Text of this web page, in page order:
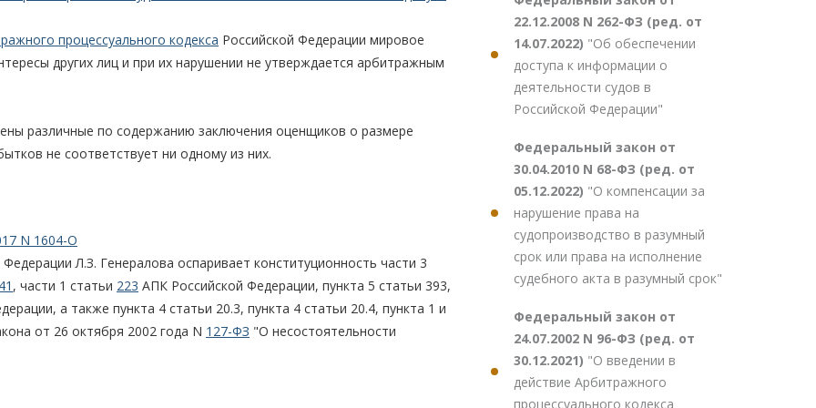
процессуального кодекса Российской Федерации мировое
других лиц и при их нарушении не утверждается арбитражным
различные по содержанию заключения оценщиков о размере
не соответствует ни одному из них.
N 1604-О
Л.З. Генералова оспаривает конституционность части 3
, части 1 статьи 223 АПК Российской Федерации, пункта 5 статьи 393,
а также пункта 4 статьи 20.3, пункта 4 статьи 20.4, пункта 1 и
от 26 октября 2002 года N 127-ФЗ "О несостоятельности
22.12.2008 N 262-ФЗ (ред. от
14.07.2022) "Об обеспечении
доступа к информации о
деятельности судов в
Российской Федерации"
Федеральный закон от
30.04.2010 N 68-ФЗ (ред. от
05.12.2022) "О компенсации за
нарушение права на
судопроизводство в разумный
срок или права на исполнение
судебного акта в разумный срок"
Федеральный закон от
24.07.2002 N 96-ФЗ (ред. от
30.12.2021) "О введении в
действие Арбитражного
процессуального кодекса